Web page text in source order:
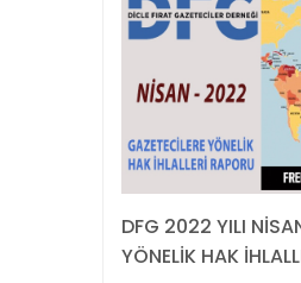
DFG 2022 YILI
YÖNELİK HAK